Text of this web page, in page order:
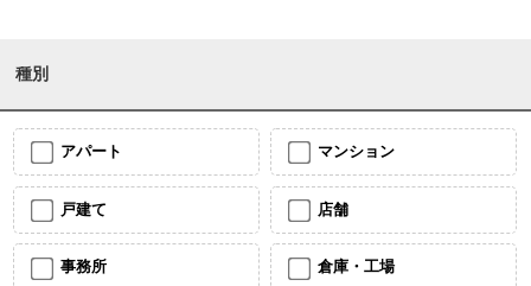
種別
アパート マンション
戸建て 店舗
事務所 倉庫・工場